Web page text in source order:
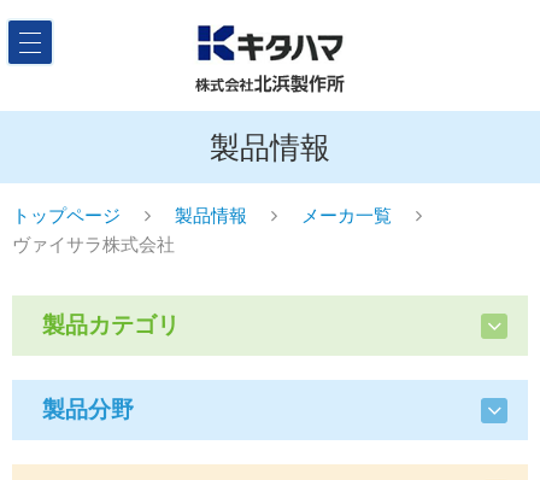
製品情報
トップページ 製品情報
メーカ一覧
ヴァイサラ株式会社
製品カテゴリ
製品分野